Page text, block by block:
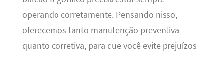
operando corretamente. Pensando nisso,
oferecemos tanto manutenção preventiva
quanto corretiva, para que você evite prejuízos